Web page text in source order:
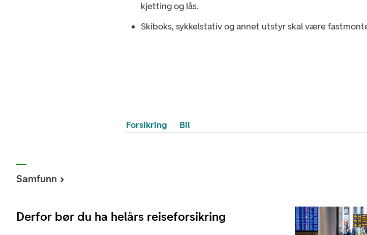
kjetting og lås.
Skiboks, sykkelstativ og annet utstyr skal være
Forsikring Bil
Samfunn
Derfor bør du ha helårs reiseforsikring